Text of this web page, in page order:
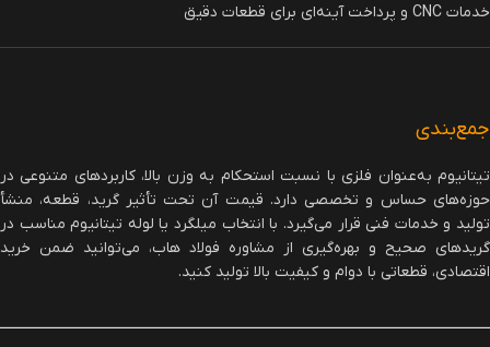
خدمات CNC و پرداخت آینه‌ای برای قطعات دقیق
جمع‌بندی
تیتانیوم به‌عنوان فلزی با نسبت استحکام به وزن بالا، کاربردهای متنوعی در
حوزه‌های حساس و تخصصی دارد. قیمت آن تحت تأثیر گرید، قطعه، منشأ
تولید و خدمات فنی قرار می‌گیرد. با انتخاب میلگرد یا لوله تیتانیوم مناسب در
گریدهای صحیح و بهره‌گیری از مشاوره فولاد هاب، می‌توانید ضمن خرید
اقتصادی، قطعاتی با دوام و کیفیت بالا تولید کنید.